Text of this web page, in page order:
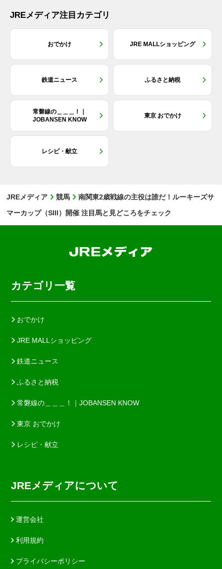
JREメディア注目カテゴリ
おでかけ JRE MALLショッピング
鉄道ニュース ふるさと納税
常磐線の＿＿＿！｜
JOBANSEN KNOW
東京 おでかけ
レシピ・献立
JREメディア 競馬
南関東2歳戦線の主役は誰だ！ルーキーズサ
マーカップ（SIII）開催 注目馬と見どころをチェック
カテゴリ一覧
おでかけ
JRE MALLショッピング
鉄道ニュース
ふるさと納税
常磐線の＿＿＿！｜JOBANSEN KNOW
東京 おでかけ
レシピ・献立
JREメディアについて
運営会社
利用規約
プライバシーポリシー